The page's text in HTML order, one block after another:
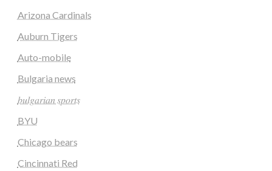
Arizona Cardinals
Auburn Tigers
Auto-mobile
Bulgaria news
𝑏𝑢𝑙𝑔𝑎𝑟𝑖𝑎𝑛 𝑠𝑝𝑜𝑟𝑡𝑠
BYU
Chicago bears
Cincinnati Red